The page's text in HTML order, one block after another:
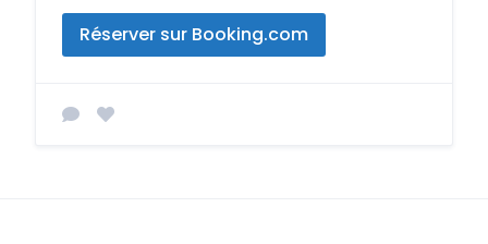
Réserver sur Booking.com